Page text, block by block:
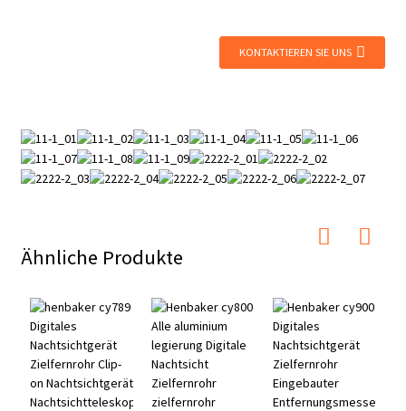
KONTAKTIEREN SIE UNS
Ähnliche Produkte